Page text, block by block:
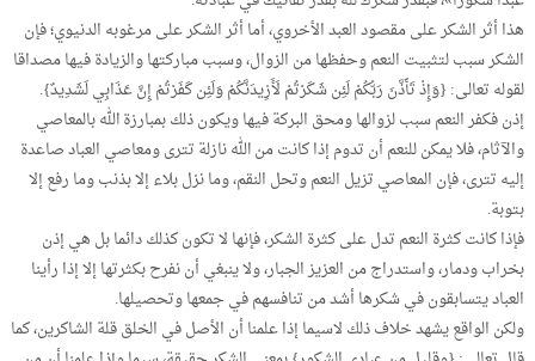
هذا أثر الشكر على مقصود العبد الأخروي، أما أثر الشكر على مرغوبه الدنيوي؛ فإن
الشكر سبب لتثبيت النعم وحفظها من الزوال، وسبب مباركتها والزيادة فيها مصداقا
لقوله تعالى: {وَإِذْ تَأَذَّنَ رَبُّكُمْ لَئِن شَكَرْتُمْ لَأَزِيدَنَّكُمْ وَلَئِن كَفَرْتُمْ إِنَّ عَذَابِي لَشَدِيدٌ}.
إذن فكفر النعم سبب لزوالها ومحق البركة فيها ويكون ذلك بمبارزة الله بالمعاصي
والآثام، فلا يمكن للنعم أن تدوم إذا كانت من الله نازلة تترى ومعاصي العباد صاعدة
إليه تترى، فإن المعاصي تزيل النعم وتحل النقم، وما نزل بلاء إلا بذنب وما رفع إلا
بتوبة.
فإذا كانت كثرة النعم تدل على كثرة الشكر، فإنها لا تكون كذلك دائما بل هي إذن
بخراب ودمار، واستدراج من العزيز الجبار، ولا ينبغي أن نفرح بكثرتها إلا إذا رأينا
العباد يتسابقون في شكرها أشد من تنافسهم في جمعها وتحصيلها.
ولكن الواقع يشهد خلاف ذلك لاسيما إذا علمنا أن الأصل في الخلق قلة الشاكرين، كما